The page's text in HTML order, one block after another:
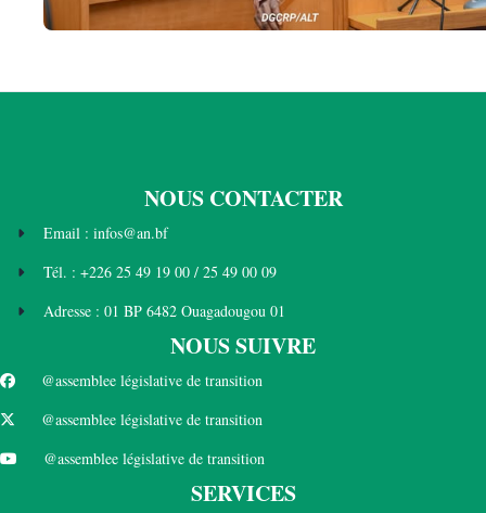
NOUS CONTACTER
Email : infos@an.bf
Tél. : +226 25 49 19 00 / 25 49 00 09
Adresse : 01 BP 6482 Ouagadougou 01
NOUS SUIVRE
@assemblee législative de transition
@assemblee législative de transition
@assemblee législative de transition
SERVICES